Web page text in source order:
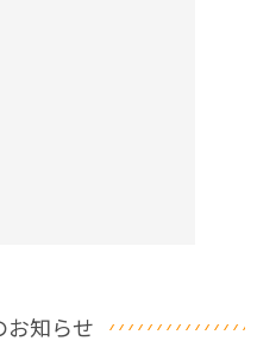
知らせ